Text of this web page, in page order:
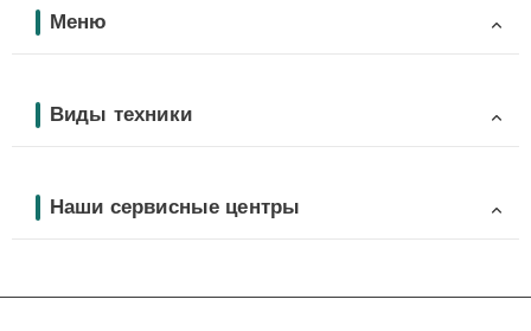
Меню
Виды техники
Наши сервисные центры